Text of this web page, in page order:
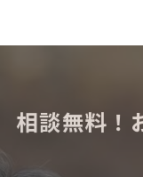
相談無料！